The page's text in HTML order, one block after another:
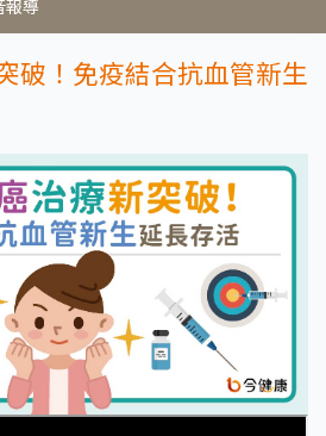
報導
破！免疫結合抗血管新生